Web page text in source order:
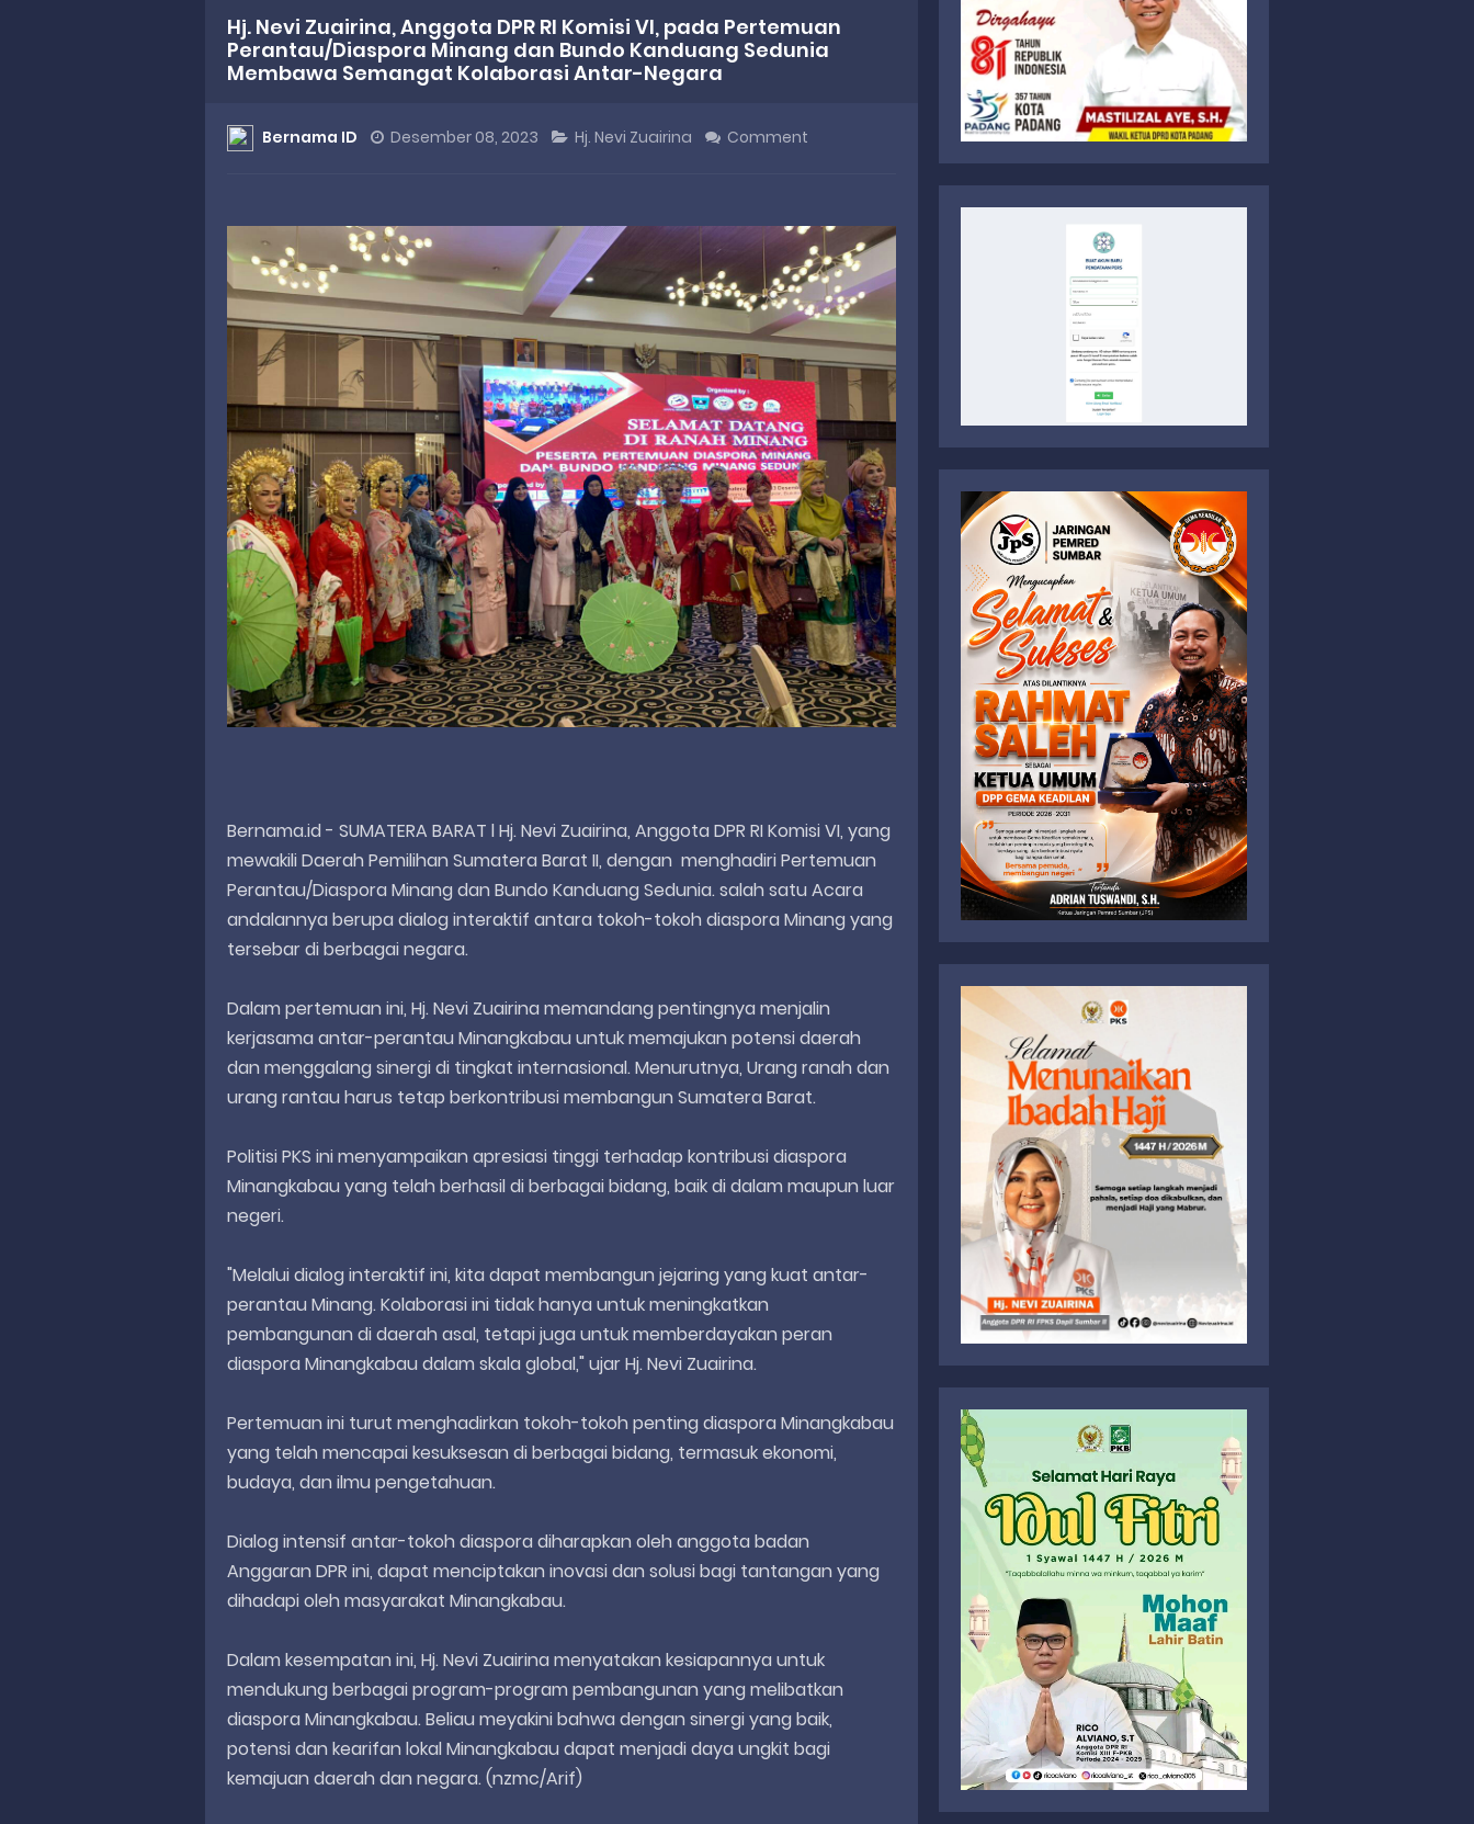
Hj. Nevi Zuairina, Anggota DPR RI Komisi VI, pada Pertemuan
Perantau/Diaspora Minang dan Bundo Kanduang Sedunia
Membawa Semangat Kolaborasi Antar-Negara
Bernama ID Desember 08, 2023 Hj. Nevi Zuairina Comment
Bernama.id - SUMATERA BARAT l Hj. Nevi Zuairina, Anggota DPR RI Komisi VI, yang
mewakili Daerah Pemilihan Sumatera Barat II, dengan menghadiri Pertemuan
Perantau/Diaspora Minang dan Bundo Kanduang Sedunia. salah satu Acara
andalannya berupa dialog interaktif antara tokoh-tokoh diaspora Minang yang
tersebar di berbagai negara.
Dalam pertemuan ini, Hj. Nevi Zuairina memandang pentingnya menjalin
kerjasama antar-perantau Minangkabau untuk memajukan potensi daerah
dan menggalang sinergi di tingkat internasional. Menurutnya, Urang ranah dan
urang rantau harus tetap berkontribusi membangun Sumatera Barat.
Politisi PKS ini menyampaikan apresiasi tinggi terhadap kontribusi diaspora
Minangkabau yang telah berhasil di berbagai bidang, baik di dalam maupun luar
negeri.
"Melalui dialog interaktif ini, kita dapat membangun jejaring yang kuat antar-
perantau Minang. Kolaborasi ini tidak hanya untuk meningkatkan
pembangunan di daerah asal, tetapi juga untuk memberdayakan peran
diaspora Minangkabau dalam skala global," ujar Hj. Nevi Zuairina.
Pertemuan ini turut menghadirkan tokoh-tokoh penting diaspora Minangkabau
yang telah mencapai kesuksesan di berbagai bidang, termasuk ekonomi,
budaya, dan ilmu pengetahuan.
Dialog intensif antar-tokoh diaspora diharapkan oleh anggota badan
Anggaran DPR ini, dapat menciptakan inovasi dan solusi bagi tantangan yang
dihadapi oleh masyarakat Minangkabau.
Dalam kesempatan ini, Hj. Nevi Zuairina menyatakan kesiapannya untuk
mendukung berbagai program-program pembangunan yang melibatkan
diaspora Minangkabau. Beliau meyakini bahwa dengan sinergi yang baik,
potensi dan kearifan lokal Minangkabau dapat menjadi daya ungkit bagi
kemajuan daerah dan negara. (nzmc/Arif)